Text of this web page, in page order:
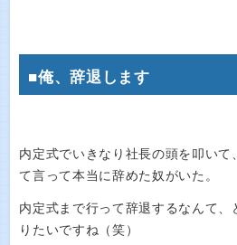
■俺、辞退します
内定式でいきなり社長の頭を叩いて
て言って本当に辞めた奴がいた。
内定式まで行って辞退するなんて、
りたいですね（笑）